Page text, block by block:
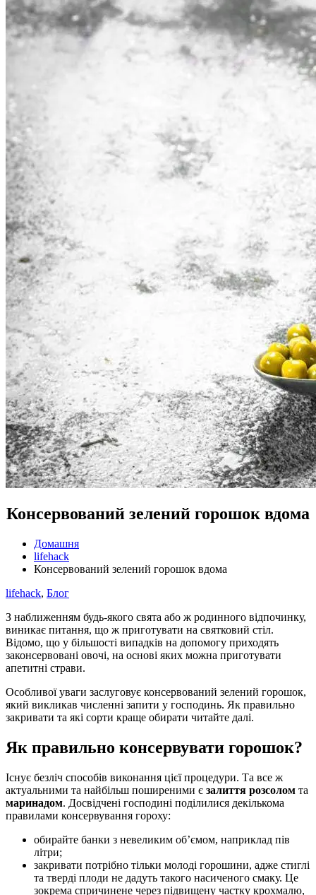
Консервований зелений горошок вдома
Домашня
lifehack
Консервований зелений горошок вдома
lifehack, Блог
З наближенням будь-якого свята або ж родинного відпочинку,
виникає питання, що ж приготувати на святковий стіл.
Відомо, що у більшості випадків на допомогу приходять
законсервовані овочі, на основі яких можна приготувати
апетитні страви.
Особливої уваги заслуговує консервований зелений горошок,
який викликав численні запити у господинь. Як правильно
закривати та які сорти краще обирати читайте далі.
Як правильно консервувати горошок?
Існує безліч способів виконання цієї процедури. Та все ж
актуальними та найбільш поширеними є залиття розсолом та
маринадом. Досвідчені господині поділилися декількома
правилами консервування гороху:
обирайте банки з невеликим об’ємом, наприклад пів
літри;
закривати потрібно тільки молоді горошини, адже стиглі
та тверді плоди не дадуть такого насиченого смаку. Це
зокрема спричинене через підвищену частку крохмалю,